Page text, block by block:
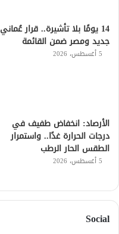
14 يومًا بلا تأشيرة.. قرار عُماني
جديد ومصر ضمن القائمة
5 أغسطس، 2026
الأرصاد: انخفاض طفيف في
درجات الحرارة غدًا.. واستمرار
الطقس الحار الرطب
5 أغسطس، 2026
Social